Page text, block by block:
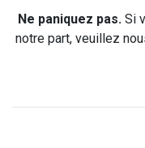
Ne paniquez pas.Si
notre part, veuillez